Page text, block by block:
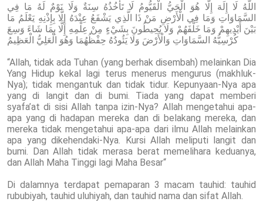
اللَّهُ لَا إِلَهَ إِلَّا هُوَ الْحَيُّ الْقَيُّومُ لَا تَأْخُذُهُ سِنَةٌ وَلَا نَوْمٌ لَهُ مَا فِي
السَّمَاوَاتِ وَمَا فِي الْأَرْضِ مَنْ ذَا الَّذِي يَشْفَعُ عِنْدَهُ إِلَّا بِإِذْنِهِ يَعْلَمُ مَا
بَيْنَ أَيْدِيهِمْ وَمَا خَلْفَهُمْ وَلَا يُحِيطُونَ بِشَيْءٍ مِنْ عِلْمِهِ إِلَّا بِمَا شَاءَ وَسِعَ
كُرْسِيُّهُ السَّمَاوَاتِ وَالْأَرْضَ وَلَا يَئُودُهُ حِفْظُهُمَا وَهُوَ الْعَلِيُّ الْعَظِيمُ
“Allah, tidak ada Tuhan (yang berhak disembah) melainkan Dia
Yang Hidup kekal lagi terus menerus mengurus (makhluk-
Nya); tidak mengantuk dan tidak tidur. Kepunyaan-Nya apa
yang di langit dan di bumi. Tiada yang dapat memberi
syafa’at di sisi Allah tanpa izin-Nya? Allah mengetahui apa-
apa yang di hadapan mereka dan di belakang mereka, dan
mereka tidak mengetahui apa-apa dari ilmu Allah melainkan
apa yang dikehendaki-Nya. Kursi Allah meliputi langit dan
bumi. Dan Allah tidak merasa berat memelihara keduanya,
dan Allah Maha Tinggi lagi Maha Besar“
Di dalamnya terdapat pemaparan 3 macam tauhid: tauhid
rububiyah, tauhid uluhiyah, dan tauhid nama dan sifat Allah.